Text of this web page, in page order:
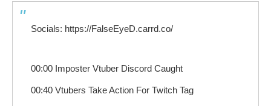
Socials: https://FalseEyeD.carrd.co/
00:00 Imposter Vtuber Discord Caught
00:40 Vtubers Take Action For Twitch Tag